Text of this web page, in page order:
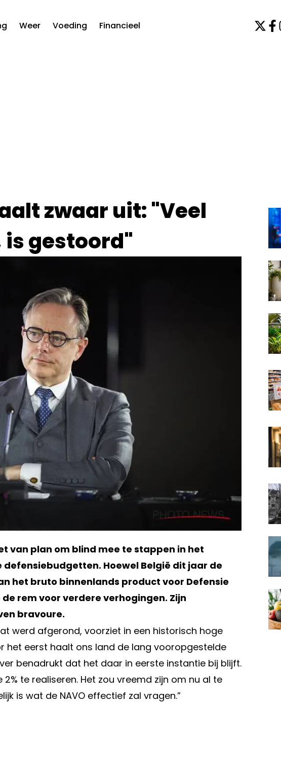
Weer Voeding Financieel
zwaar uit: "Veel
gestoord"
van plan om blind mee te stappen in het
Hoewel België dit jaar de
het bruto binnenlands product voor Defensie
rem voor verdere verhogingen. Zijn
bravoure.
werd afgerond, voorziet in een historisch hoge
het eerst haalt ons land de lang vooropgestelde
benadrukt dat het daar in eerste instantie bij blijft.
te realiseren. Het zou vreemd zijn om nu al te
is wat de NAVO effectief zal vragen.”